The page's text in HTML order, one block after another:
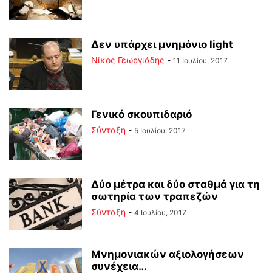
Δεν υπάρχει μνημόνιο light
Νίκος Γεωργιάδης - 11 Ιουλίου, 2017
Γενικό σκουπιδαριό
Σύνταξη - 5 Ιουλίου, 2017
Δύο μέτρα και δύο σταθμά για τη
σωτηρία των τραπεζών
Σύνταξη - 4 Ιουλίου, 2017
Μνημονιακών αξιολογήσεων
συνέχεια…